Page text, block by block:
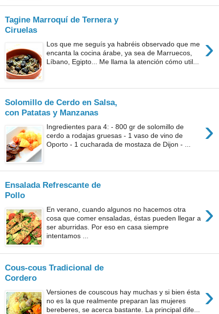
Tagine Marroquí de Ternera y
Ciruelas
›
Los que me seguís ya habréis observado que me
encanta la cocina árabe, ya sea de Marruecos,
Líbano, Egipto... Me llama la atención cómo util...
Solomillo de Cerdo en Salsa,
con Patatas y Manzanas
›
Ingredientes para 4: - 800 gr de solomillo de
cerdo a rodajas gruesas - 1 vaso de vino de
Oporto - 1 cucharada de mostaza de Dijon - ...
Ensalada Refrescante de
Pollo
›
En verano, cuando algunos no hacemos otra
cosa que comer ensaladas, éstas pueden llegar a
ser aburridas. Por eso en casa siempre
intentamos ...
Cous-cous Tradicional de
Cordero
›
Versiones de couscous hay muchas y si bien ésta
no es la que realmente preparan las mujeres
bereberes, se acerca bastante. La principal dife...